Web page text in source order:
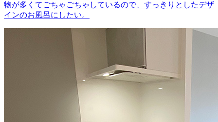
物が多くてごちゃごちゃしているので、すっきりとしたデザ
インのお風呂にしたい。